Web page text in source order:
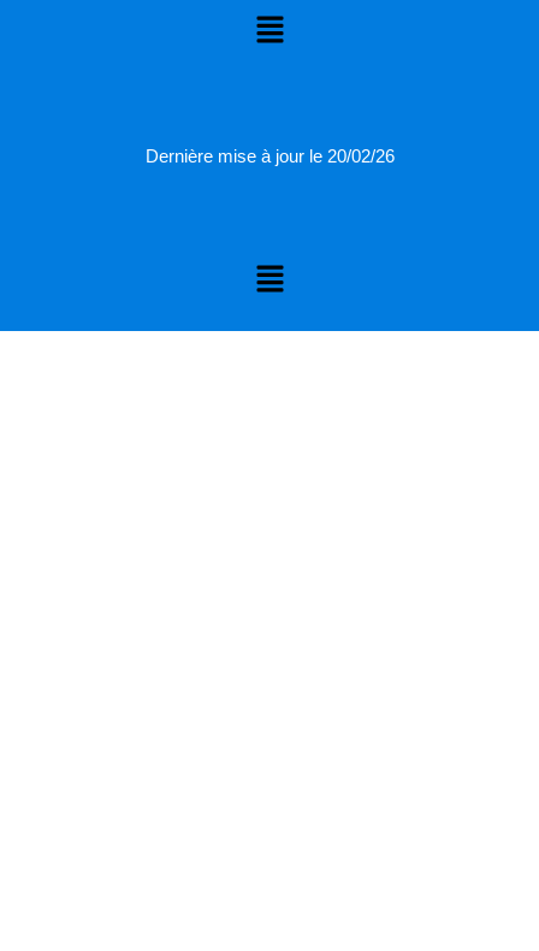
Menu
Dernière mise à jour le 20/02/26
Menu